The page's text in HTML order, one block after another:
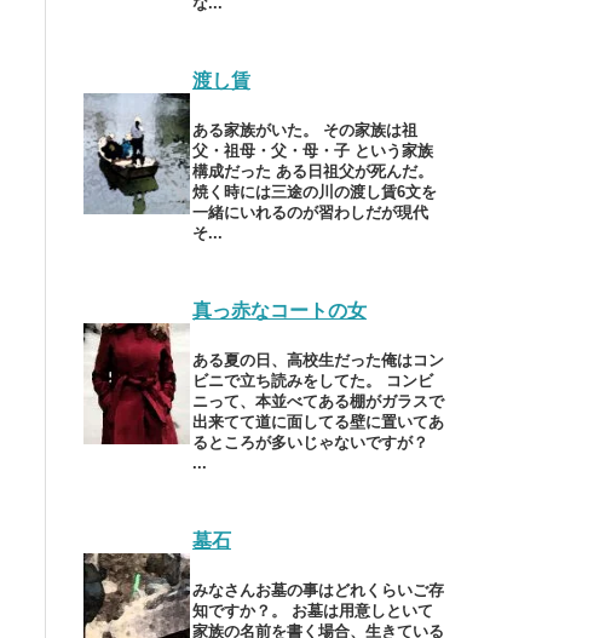
渡し賃
ある家族がいた。 その家族は祖
父・祖母・父・母・子 という家族
構成だった ある日祖父が死んだ。
焼く時には三途の川の渡し賃6文を
一緒にいれるのが習わしだが現代
そ...
真っ赤なコートの女
ある夏の日、高校生だった俺はコン
ビニで立ち読みをしてた。 コンビ
ニって、本並べてある棚がガラスで
出来てて道に面してる壁に置いてあ
るところが多いじゃないですが？
...
墓石
みなさんお墓の事はどれくらいご存
知ですか？。 お墓は用意しといて
家族の名前を書く場合、生きている